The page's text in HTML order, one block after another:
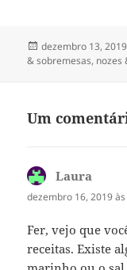
Publicado
em
dezembro 13, 2019
& sobremesas, nozes
Um
Laura
dezembro 16, 2019
Fer, vejo que
receitas. Existe